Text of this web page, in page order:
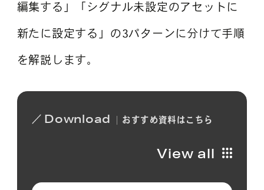
編集する」「シグナル未設定のアセットに
新たに設定する」の3パターンに分けて手順
を解説します。
Download おすすめ資料は こちら
View all